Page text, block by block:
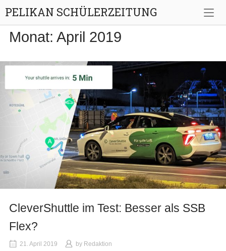
PELIKAN SCHÜLERZEITUNG
Monat: April 2019
CleverShuttle im Test: Besser als SSB
Flex?
21. April 2019 by Redaktion